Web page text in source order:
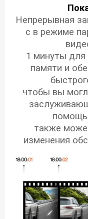
Непрерывная
с в режиме
1 минуты для
памяти и
чтобы вы
также
изменения